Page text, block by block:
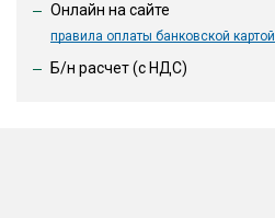
Онлайн на сайте
правила оплаты банковской картой
Б/н расчет (c НДС)